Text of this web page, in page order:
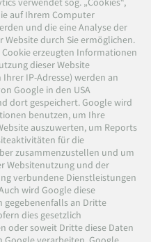
auf Ihrem Computer
und die eine Analyse der
Website durch Sie ermöglichen.
Cookie erzeugten Informationen
dieser Website
IP-Adresse) werden an
Google in den USA
dort gespeichert. Google wird
benutzen, um Ihre
auszuwerten, um Reports
für die
zusammenzustellen und um
Websitenutzung und der
verbundene Dienstleistungen
wird Google diese
gegebenenfalls an Dritte
dies gesetzlich
oder soweit Dritte diese Daten